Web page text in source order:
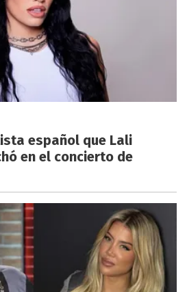
español que Lali
en el concierto de